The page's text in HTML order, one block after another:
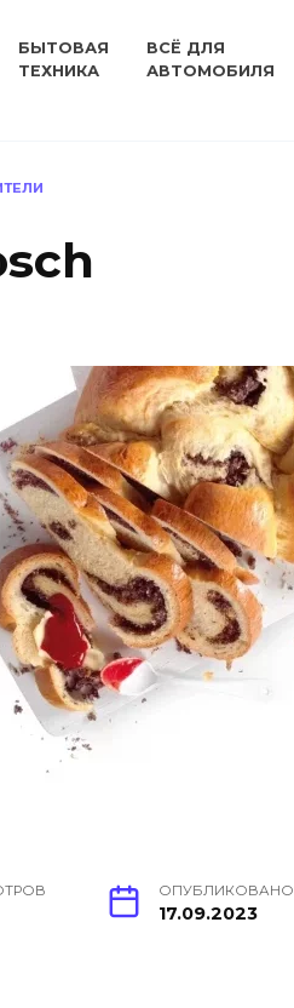
БЫТОВАЯ
ТЕХНИКА
ВСЁ ДЛЯ
АВТОМОБИЛЯ
ОПУБЛИКОВАНО
17.09.2023